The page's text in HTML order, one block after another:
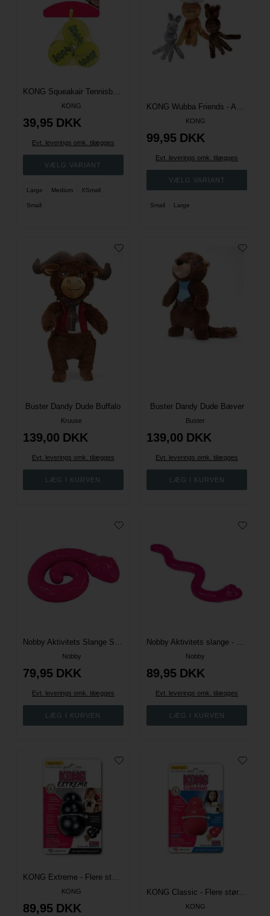
KONG Squeakair Tennisbolde
KONG
39,95 DKK
Evt. leverings omk. tilægges
Large Medium XSmall
Small
KONG
99,95 DKK
Evt. leverings omk. tilægges
Small Large
Buster Dandy Dude Buffalo
Kruuse
139,00 DKK
Evt. leverings omk. tilægges
Buster Dandy Dude Bæver
Buster
139,00 DKK
Evt. leverings omk. tilægges
Nobby
79,95 DKK
Evt. leverings omk. tilægges
Nobby
89,95 DKK
Evt. leverings omk. tilægges
KONG Extreme - Flere størrelser
KONG
89,95 DKK
KONG Classic - Flere størrelser
KONG